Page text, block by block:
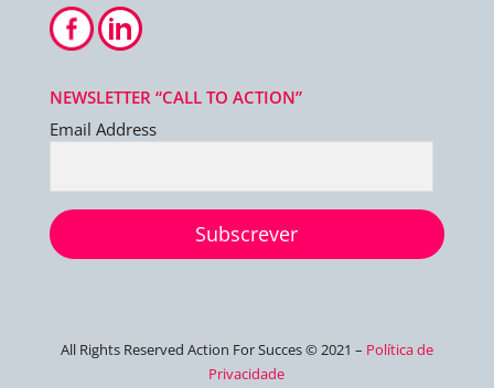
NEWSLETTER “CALL TO ACTION”
Email Address
Subscrever
All Rights Reserved Action For Succes © 2021 – Política de
Privacidade